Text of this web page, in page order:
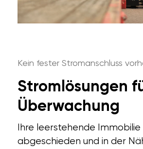
Kein fester Stromanschluss
Stromlösungen
Überwachung
Ihre leerstehende
abgeschieden und in der